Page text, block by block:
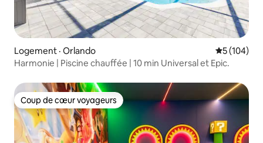
Logement · Orlando Note
5 (104)
Harmonie | Piscine chauffée | 10 min Universal et Epic.
Coup de cœur voyageurs
Coup de cœur voyageurs